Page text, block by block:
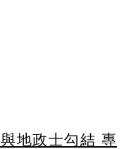
地政士勾結 專